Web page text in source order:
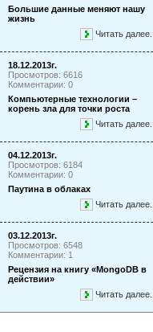
Большие данные меняют нашу
жизнь
Читать далее...
18.12.2013г.
Просмотров: 6616
Комментарии: 0
Компьютерные технологии –
корень зла для точки роста
Читать далее...
04.12.2013г.
Просмотров: 6184
Комментарии: 0
Паутина в облаках
Читать далее...
03.12.2013г.
Просмотров: 6548
Комментарии: 1
Рецензия на книгу «MongoDB в
действии»
Читать далее...